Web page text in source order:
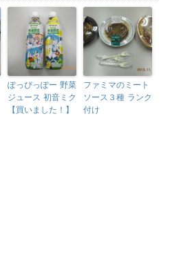
ぽっぴっぽー 野菜
ジュース 初音ミク
【買いました！】
ファミマのミート
ソース３種 ランク
付け